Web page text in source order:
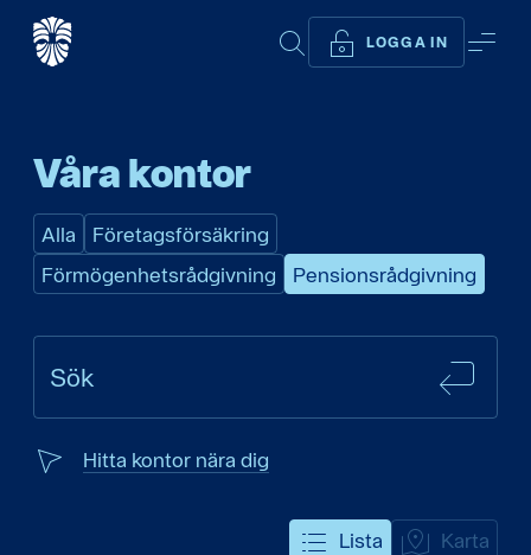
SÖK LOGGA IN
Våra kontor
Alla
Företagsförsäkring
Förmögenhetsrådgivning
Pensionsrådgivning
Sök
Hitta kontor nära dig
Lista Karta